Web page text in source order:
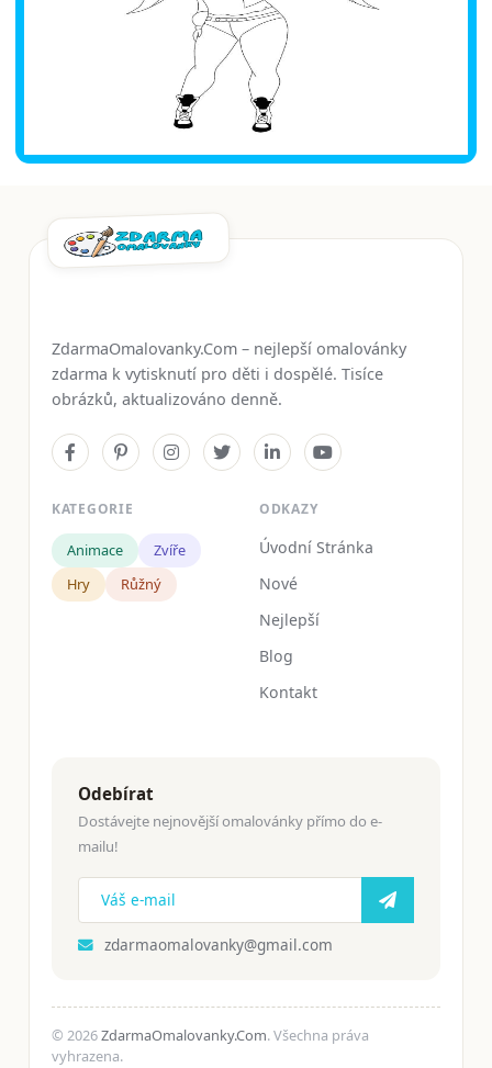
ZdarmaOmalovanky.Com – nejlepší omalovánky
zdarma k vytisknutí pro děti i dospělé. Tisíce
obrázků, aktualizováno denně.
KATEGORIE
Animace
Zvíře
Hry
Růžný
ODKAZY
Úvodní Stránka
Nové
Nejlepší
Blog
Kontakt
Odebírat
Dostávejte nejnovější omalovánky přímo do e-
mailu!
zdarmaomalovanky@gmail.com
© 2026ZdarmaOmalovanky.Com. Všechna práva
vyhrazena.